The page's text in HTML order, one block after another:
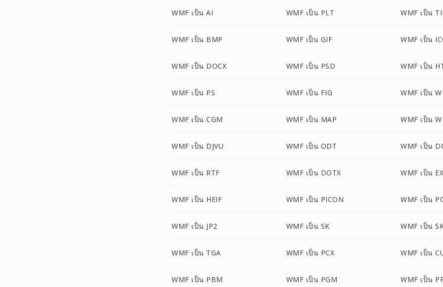
WMF เป็น AI WMF เป็น PLT WMF เป็น
WMF เป็น BMP WMF เป็น GIF WMF เป็น
WMF เป็น DOCX WMF เป็น PSD WMF เป็น
WMF เป็น PS WMF เป็น FIG WMF เป็น
WMF เป็น CGM WMF เป็น MAP WMF เป็น
WMF เป็น DJVU WMF เป็น ODT WMF เป็น
WMF เป็น RTF WMF เป็น DOTX WMF เป็น
WMF เป็น HEIF WMF เป็น PICON WMF เป็น
WMF เป็น JP2 WMF เป็น SK WMF เป็น
WMF เป็น TGA WMF เป็น PCX WMF เป็น
WMF เป็น PBM WMF เป็น PGM WMF เป็น